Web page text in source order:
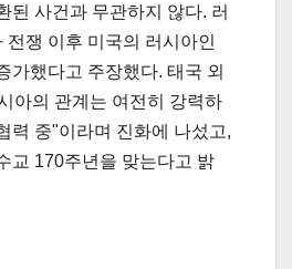
된 사건과 무관하지 않다. 러
전쟁 이후 미국의 러시아인
가했다고 주장했다. 태국 외
아의 관계는 여전히 강력하
력 중"이라며 진화에 나섰고,
교 170주년을 맞는다고 밝